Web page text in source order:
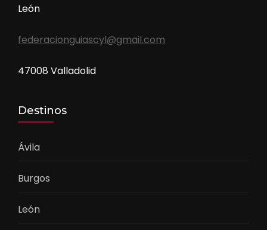
León
federacionguiascyl@gmail.com
47008 Valladolid
Destinos
Ávila
Burgos
León